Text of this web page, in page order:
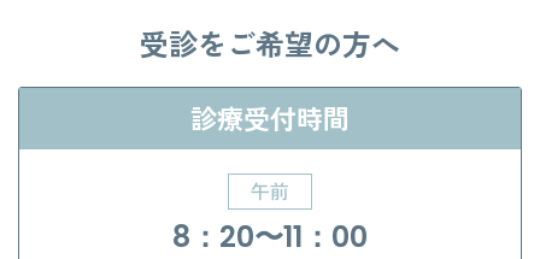
受診をご希望の方へ
診療受付時間
午前
8：20〜11：00